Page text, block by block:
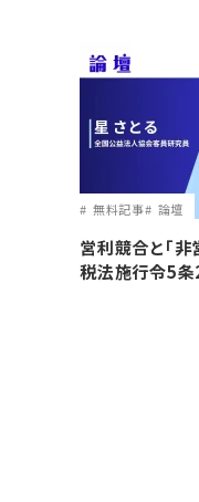
無料記事 論壇
営利競合と｢非
税法施行令5